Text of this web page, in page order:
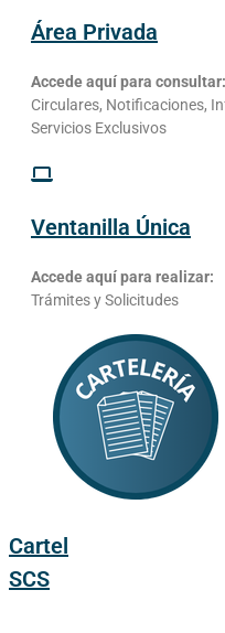
Área Privada
Accede aquí para consultar:
Circulares, Notificaciones,
Servicios Exclusivos
Ventanilla Única
Accede aquí para realizar:
Trámites y Solicitudes
Cartel
SCS